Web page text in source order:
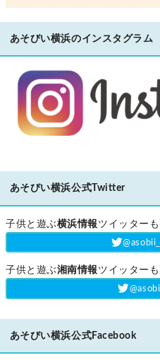
あそびい横浜のインスタグラム
あそびい横浜公式Twitter
子供と遊ぶ横浜情報 ツイッター
子供と遊ぶ湘南情報 ツイッター
あそびい横浜公式Facebook